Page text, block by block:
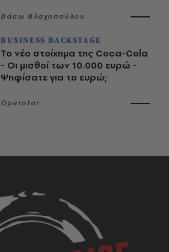
Βάσω Βλαχοπούλου
BUSINESS BACKSTAGE
Το νέο στοίχημα της Coca-Cola
- Οι μισθοί των 10.000 ευρώ -
Ψηφίσατε για το ευρώ;
Operator